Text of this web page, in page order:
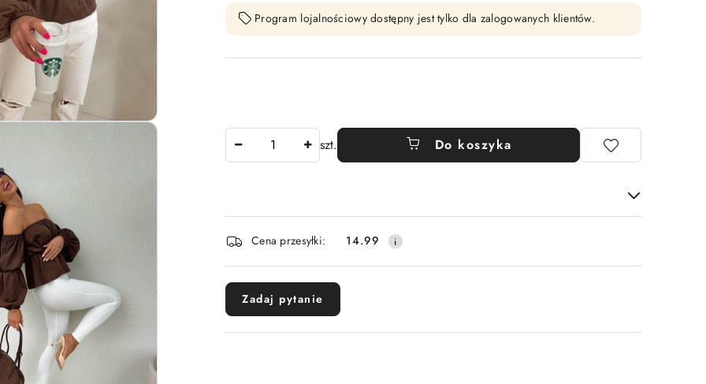
Program lojalnościowy dostępny jest tylko dla zalogowanych klientów.
szt. Do koszyka
Dostępność
i
dostawa
Cena przesyłki: 14.99
Zadaj pytanie